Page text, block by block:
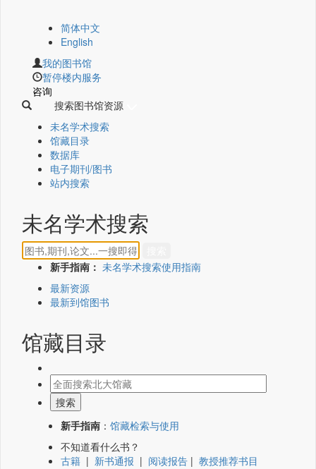
简体中文
English
我的图书馆
暂停楼内服务
咨询
搜索图书馆资源
未名学术搜索
馆藏目录
数据库
电子期刊/图书
站内搜索
未名学术搜索
新手指南： 未名学术搜索使用指南
最新资源
最新到馆图书
馆藏目录
新手指南 ： 馆藏检索与使用
不知道看什么书？
古籍 | 新书通报 | 阅读报告 | 教授推荐书目